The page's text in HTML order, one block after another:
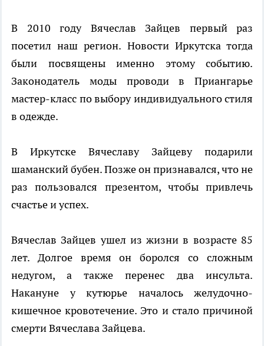
В 2010 году Вячеслав Зайцев первый раз
посетил наш регион. Новости Иркутска тогда
были посвящены именно этому событию.
Законодатель моды проводи в Приангарье
мастер-класс по выбору индивидуального стиля
в одежде.
В Иркутске Вячеславу Зайцеву подарили
шаманский бубен. Позже он признавался, что не
раз пользовался презентом, чтобы привлечь
счастье и успех.
Вячеслав Зайцев ушел из жизни в возрасте 85
лет. Долгое время он боролся со сложным
недугом, а также перенес два инсульта.
Накануне у кутюрье началось желудочно-
кишечное кровотечение. Это и стало причиной
смерти Вячеслава Зайцева.